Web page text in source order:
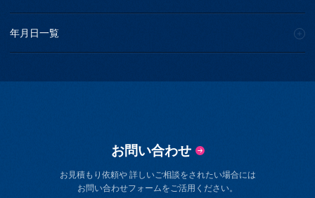
年月日一覧
お問い合わせ
お見積もり依頼や 詳しいご相談をされたい場合には
お問い合わせフォームをご活用ください。